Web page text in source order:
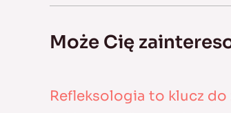
Może Cię
Refleksologia to klucz do